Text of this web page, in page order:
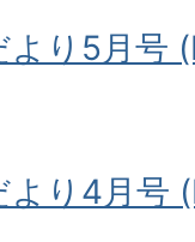
より5月号
より4月号